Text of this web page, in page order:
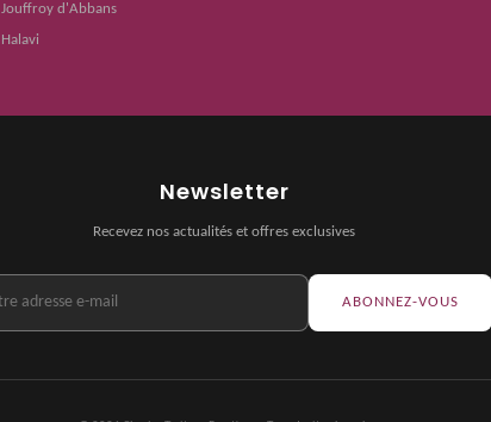
Jouffroy d'Abbans
Halavi
Newsletter
Recevez nos actualités et offres exclusives
ABONNEZ-VOUS